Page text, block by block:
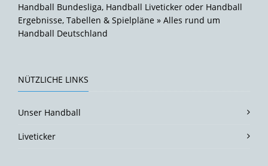
Handball Bundesliga, Handball Liveticker oder Handball
Ergebnisse, Tabellen & Spielpläne » Alles rund um
Handball Deutschland
NÜTZLICHE LINKS
Unser Handball
Liveticker